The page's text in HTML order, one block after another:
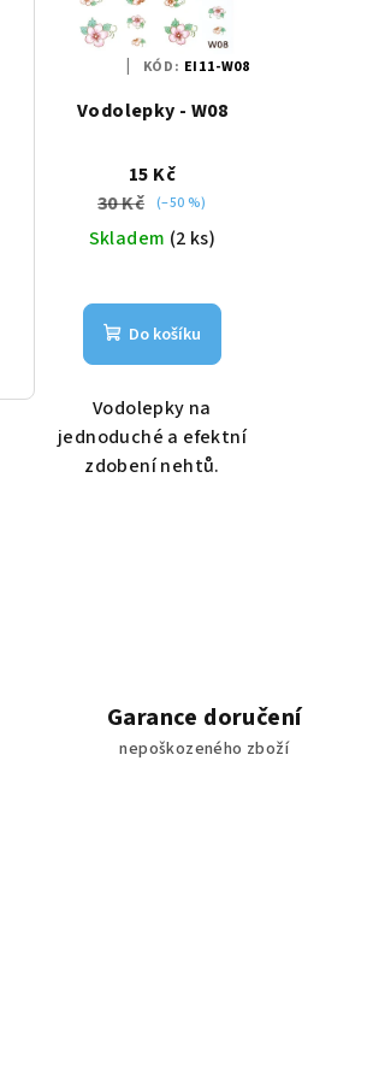
Vodolepky - W08
15 Kč
30 Kč (–50 %)
Skladem (2 ks)
Do košíku
Vodolepky na
jednoduché a efektní
zdobení nehtů.
KÓD: EI11-W08
Garance doručení
nepoškozeného zboží